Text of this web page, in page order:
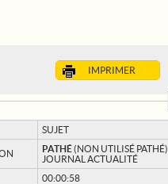
IMPRIMER
SUJET
PATHÉ(NON UTILISÉ PATHÉ)
JOURNAL ACTUALITÉ
00:00:58